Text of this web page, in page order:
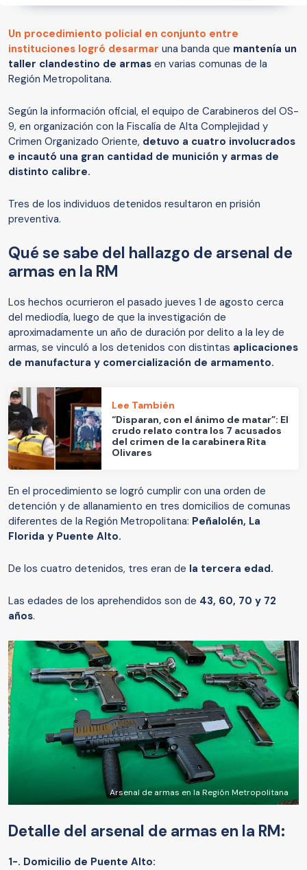
Un procedimiento policial en conjunto entre
instituciones logró desarmar una banda que mantenía un
taller clandestino de armas en varias comunas de la
Región Metropolitana.
Según la información oficial, el equipo de Carabineros del OS-
9, en organización con la Fiscalía de Alta Complejidad y
Crimen Organizado Oriente, detuvo a cuatro involucrados
e incautó una gran cantidad de munición y armas de
distinto calibre.
Tres de los individuos detenidos resultaron en prisión
preventiva.
Qué se sabe del hallazgo de arsenal de
armas en la RM
Los hechos ocurrieron el pasado jueves 1 de agosto cerca
del mediodía, luego de que la investigación de
aproximadamente un año de duración por delito a la ley de
armas, se vinculó a los detenidos con distintas aplicaciones
de manufactura y comercialización de armamento.
Lee También
“Disparan, con el ánimo de matar”: El
crudo relato contra los 7 acusados
del crimen de la carabinera Rita
Olivares
En el procedimiento se logró cumplir con una orden de
detención y de allanamiento en tres domicilios de comunas
diferentes de la Región Metropolitana: Peñalolén, La
Florida y Puente Alto.
De los cuatro detenidos, tres eran de la tercera edad.
Las edades de los aprehendidos son de 43, 60, 70 y 72
años.
Arsenal de armas en la Región Metropolitana
Detalle del arsenal de armas en la RM:
1-. Domicilio de Puente Alto: